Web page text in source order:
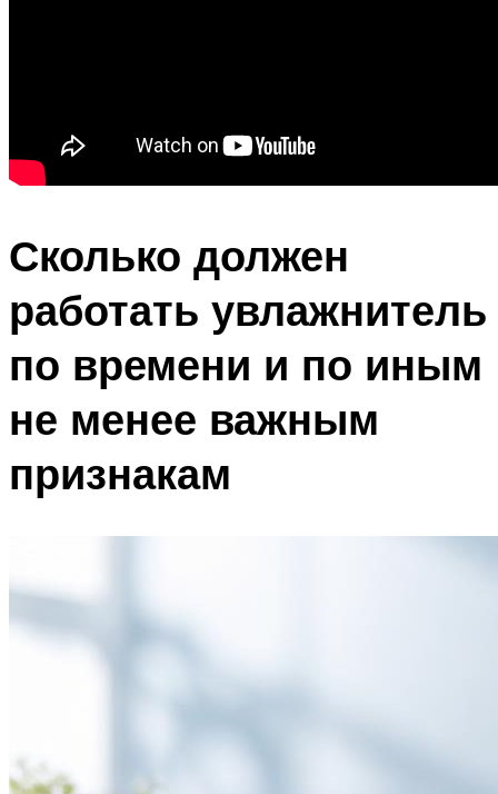
Сколько должен
работать увлажнитель
по времени и по иным
не менее важным
признакам